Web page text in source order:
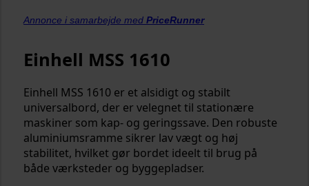
Annonce i samarbejde med PriceRunner
Einhell MSS 1610
Einhell MSS 1610 er et alsidigt og stabilt
universalbord, der er velegnet til stationære
maskiner som kap- og geringssave. Den robuste
aluminiumsramme sikrer lav vægt og høj
stabilitet, hvilket gør bordet ideelt til brug på
både værksteder og byggepladser.